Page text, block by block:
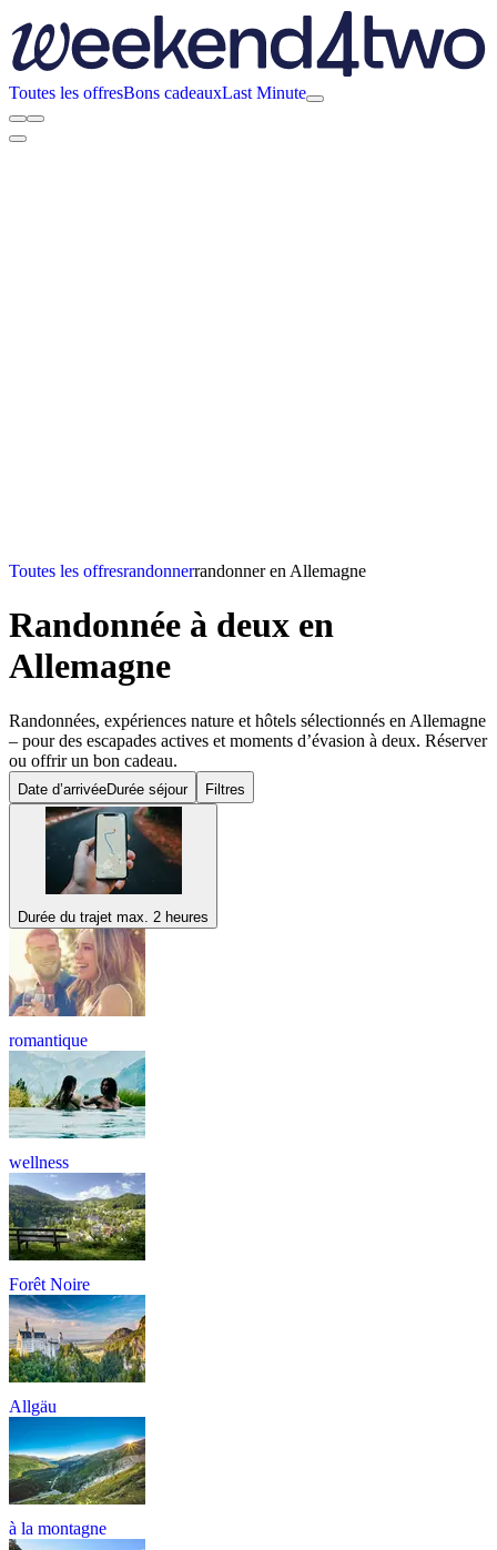
Toutes les offresBons cadeauxLast Minute
Toutes les offresrandonnerrandonner en Allemagne
Randonnée à deux en
Allemagne
Randonnées, expériences nature et hôtels sélectionnés en Allemagne
– pour des escapades actives et moments d’évasion à deux. Réserver
ou offrir un bon cadeau.
Date d’arrivéeDurée séjour Filtres
Durée du trajet max. 2 heures
romantique
wellness
Forêt Noire
Allgäu
à la montagne